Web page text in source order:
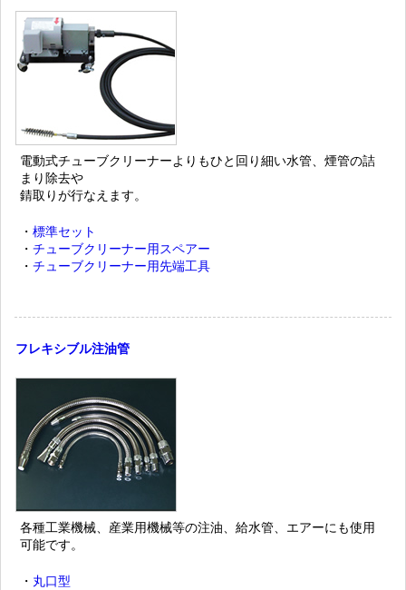
電動式チューブクリーナーよりもひと回り細い水管、煙管の詰
まり除去や
錆取りが行なえます。
・標準セット
・チューブクリーナー用スペアー
・チューブクリーナー用先端工具
フレキシブル注油管
各種工業機械、産業用機械等の注油、給水管、エアーにも使用
可能です。
・ 丸口型